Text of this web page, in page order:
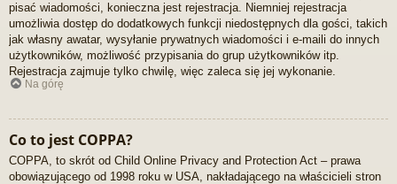
pisać wiadomości, konieczna jest rejestracja. Niemniej rejestracja
umożliwia dostęp do dodatkowych funkcji niedostępnych dla gości, takich
jak własny awatar, wysyłanie prywatnych wiadomości i e-maili do innych
użytkowników, możliwość przypisania do grup użytkowników itp.
Rejestracja zajmuje tylko chwilę, więc zaleca się jej wykonanie.
Na górę
Co to jest COPPA?
COPPA, to skrót od Child Online Privacy and Protection Act – prawa
obowiązującego od 1998 roku w USA, nakładającego na właścicieli stron